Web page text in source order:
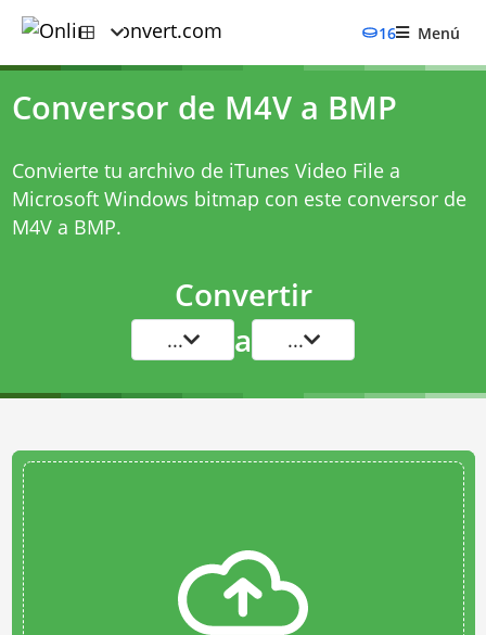
16 Menú
Conversor de M4V a BMP
Convierte tu archivo de iTunes Video File a
Microsoft Windows bitmap con este conversor de
M4V a BMP.
Convertir
... a ...